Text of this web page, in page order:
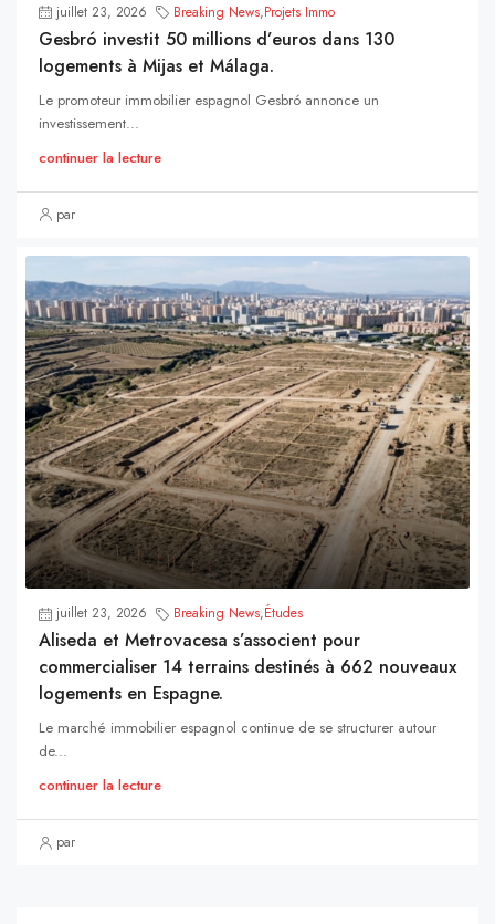
juillet 23, 2026 Breaking News,Projets Immo
Gesbró investit 50 millions d’euros dans 130
logements à Mijas et Málaga.
Le promoteur immobilier espagnol Gesbró annonce un
investissement...
continuer la lecture
par
juillet 23, 2026 Breaking News,Études
Aliseda et Metrovacesa s’associent pour
commercialiser 14 terrains destinés à 662 nouveaux
logements en Espagne.
Le marché immobilier espagnol continue de se structurer autour
de...
continuer la lecture
par